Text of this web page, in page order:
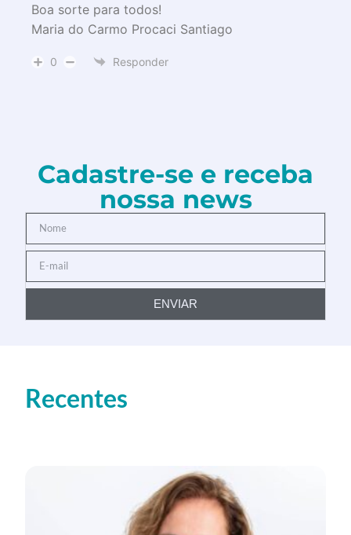
Boa sorte para todos!
Maria do Carmo Procaci Santiago
0 Responder
Cadastre-se e receba
nossa news
ENVIAR
Recentes